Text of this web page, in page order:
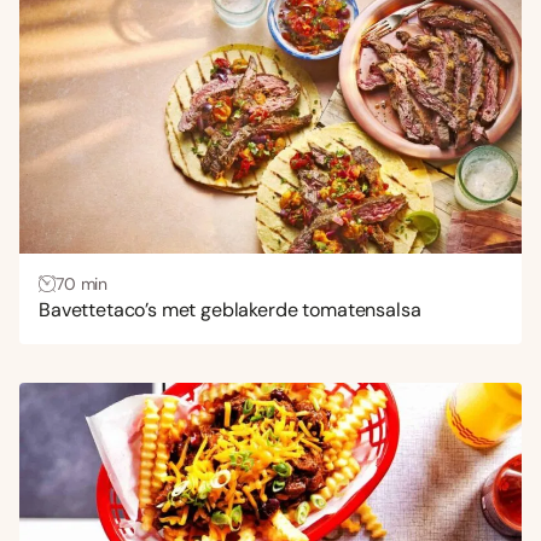
Uitdagend
(4)
Gang
Bijgerecht
(32)
Borrelhapjes en snacks
(25)
Brunch
(10)
Dranken
(9)
Gebak
Lunch
(74)
Nagerecht
(17)
Ontbijt
(3)
Voorgerecht
(28)
70 min
Bavettetaco’s met geblakerde tomatensalsa